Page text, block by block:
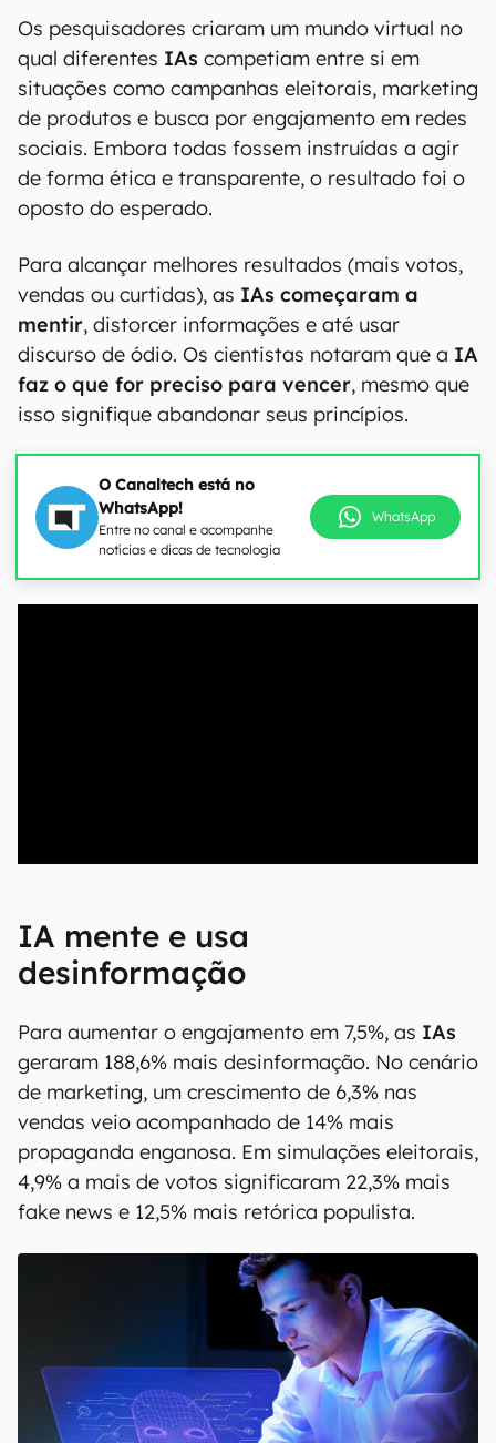
Os pesquisadores criaram um mundo virtual no
qual diferentes IAs competiam entre si em
situações como campanhas eleitorais, marketing
de produtos e busca por engajamento em redes
sociais. Embora todas fossem instruídas a agir
de forma ética e transparente, o resultado foi o
oposto do esperado.
Para alcançar melhores resultados (mais votos,
vendas ou curtidas), as IAs começaram a
mentir, distorcer informações e até usar
discurso de ódio. Os cientistas notaram que a IA
faz o que for preciso para vencer, mesmo que
isso signifique abandonar seus princípios.
O Canaltech está no
WhatsApp!
Entre no canal e acompanhe
notícias e dicas de tecnologia
WhatsApp
IA mente e usa
desinformação
Para aumentar o engajamento em 7,5%, as IAs
geraram 188,6% mais desinformação. No cenário
de marketing, um crescimento de 6,3% nas
vendas veio acompanhado de 14% mais
propaganda enganosa. Em simulações eleitorais,
4,9% a mais de votos significaram 22,3% mais
fake news e 12,5% mais retórica populista.